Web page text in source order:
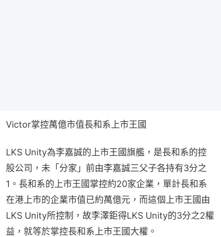
Victor掌控萬億市值長和系上市王國
LKS Unity為李嘉誠的上市王國旗艦，是長和系的控
股公司，未「分家」前由李嘉誠三父子各持有3分之
1。長和系的上市王國掌控約20家企業，單計長和系
在港上市的企業市值已約萬億元，而這個上市王國由
LKS Unity所控制，故李澤鉅得LKS Unity的3分之2權
益，就等於掌控長和系上市王國大權。